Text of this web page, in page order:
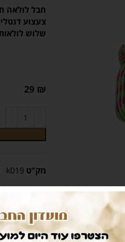
חבל לולאה
צעצוע
שלוש
29 ₪
מק"ט k019